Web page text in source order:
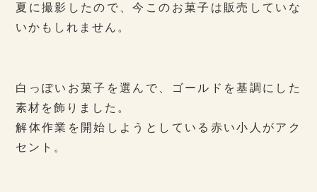
夏に撮影したので、今このお菓子は販売していな
いかもしれません。
白っぽいお菓子を選んで、ゴールドを基調にした
素材を飾りました。
解体作業を開始しようとしている赤い小人がアク
セント。